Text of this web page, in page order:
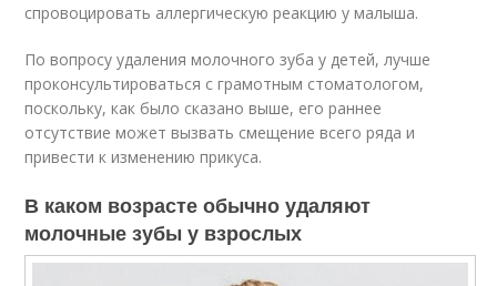
спровоцировать аллергическую реакцию у малыша.
По вопросу удаления молочного зуба у детей, лучше
проконсультироваться с грамотным стоматологом,
поскольку, как было сказано выше, его раннее
отсутствие может вызвать смещение всего ряда и
привести к изменению прикуса.
В каком возрасте обычно удаляют
молочные зубы у взрослых